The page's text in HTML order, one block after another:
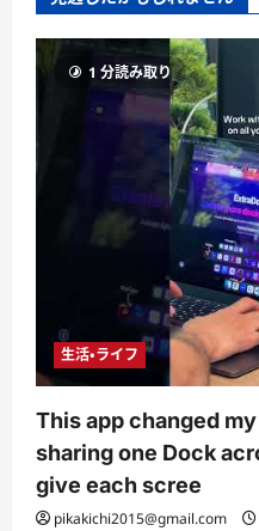
1 分読み取り
生活・ライフ
This app changed
sharing one Dock
give each scree
pikakichi2015@gmail.com